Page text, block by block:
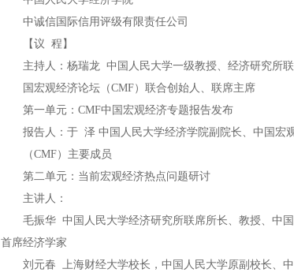
中诚信国际信用评级有限责任公司
【议 程】
主持人：杨瑞龙 中国人民大学一级教授、经济研究所
国宏观经济论坛（CMF）联合创始人、联席主席
第一单元：CMF中国宏观经济专题报告发布
报告人：于 泽 中国人民大学经济学院副院长、中国宏
（CMF）主要成员
第二单元：当前宏观经济热点问题研讨
主讲人：
毛振华 中国人民大学经济研究所联席所长、教授、中
首席经济学家
刘元春 上海财经大学校长，中国人民大学原副校长、